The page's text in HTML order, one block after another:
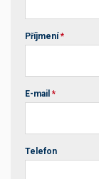
Příjmení *
E-mail *
Telefon